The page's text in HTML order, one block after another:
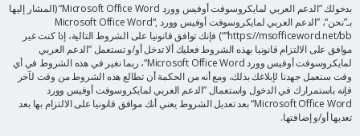
بدخولك ”الدعم العربي لمايكروسوفت أوفيس وورد Microsoft Office Word“ (المشار إليها
بـ”نحن“، ”الدعم العربي لمايكروسوفت أوفيس وورد Microsoft Office Word“,
”https://msofficeword.net/bb“) فإنك توافق قانونيا على الشروط التالية، إذا كنت غير
موافق على الالتزام قانونيا بهذه الشروط فعليك ألا تدخل أو/و تستعمل ”الدعم العربي
لمايكروسوفت أوفيس وورد Microsoft Office Word“، ربما نغير في هذه الشروط في أي
وقت سنعمل جهدنا لإبلاغك بذلك، ومع أنه من الحكمة أن تطالع هذه الشروط من وقت لآخر
فإنه باستمرارك في الدخول واستعمال ”الدعم العربي لمايكروسوفت أوفيس وورد
Microsoft Office Word“ بعد تعديل الشروط يعني أنك موافق قانونيا على الالتزام بها بعد
تعديها أو/و إضافتها.